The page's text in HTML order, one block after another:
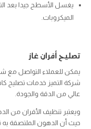
يغسل الأسطح جيدا بعد
الميكروبات.
تصليح أفران غاز
يمكن للعملاء التواصل مع
شركة التميز خدمات تصليح
عالي من الدقة والجودة.
ويعتبر تنظيف الأفران من
حيث أن الدهون الملتصقة